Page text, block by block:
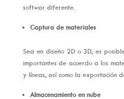
softwar diferente.
Captura de materiales
Sea en diseño 2D o 3D, es
importantes de acuerdo a los
y líneas, así como la exportación
Almacenamiento en nube